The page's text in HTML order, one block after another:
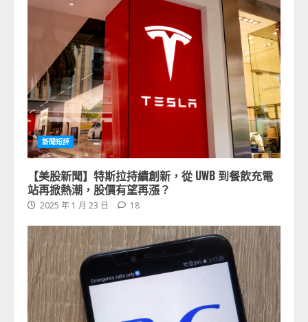
新聞短評
【美股新聞】特斯拉持續創新，從 UWB 到餐飲充電
站再掀熱潮，股價有望再漲？
2025 年 1 月 23 日 18